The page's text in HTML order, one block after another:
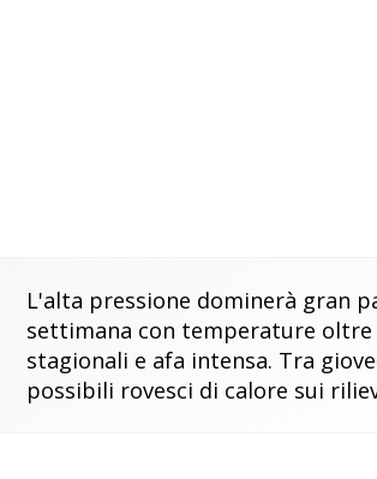
L'alta pressione dominerà gran
settimana con temperature oltre
stagionali e afa intensa. Tra
possibili rovesci di calore sui